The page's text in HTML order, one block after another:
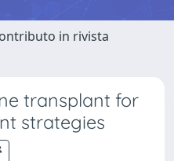
in rivista
transplant for
strategies